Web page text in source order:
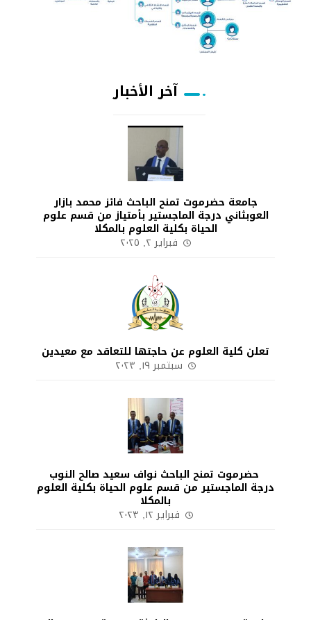
آخر الأخبار
جامعة حضرموت تمنح الباحث فائز محمد بازار
العوبثاني درجة الماجستير بأمتياز من قسم علوم
الحياة بكلية العلوم بالمكلا
فبراير ٢, ٢٠٢٥
تعلن كلية العلوم عن حاجتها للتعاقد مع معيدين
سبتمبر ١٩, ٢٠٢٣
حضرموت تمنح الباحث نواف سعيد صالح النوب
درجة الماجستير من قسم علوم الحياة بكلية العلوم
بالمكلا
فبراير ١٢, ٢٠٢٣